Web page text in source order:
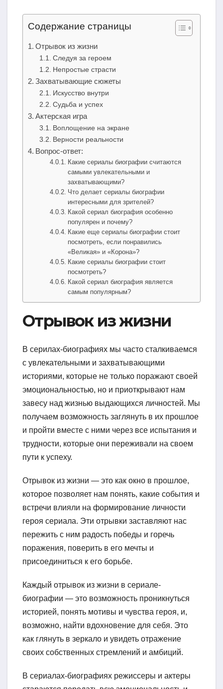
Содержание страницы
Отрывок из жизни
Следуя за героем
Непростые страсти
Захватывающие сюжеты
Искусство внутри
Судьба и успех
Актерская игра
Воплощение на экране
Верности реальности
Вопрос-ответ:
Какие сериалы биографии считаются
самыми увлекательными и
захватывающими?
Что делает сериалы биографии
интересными для зрителей?
Какой сериал биография особенно
популярен и почему?
Какие еще сериалы биографии стоит
посмотреть, если понравились
«Великая» и «Корона»?
Какие сериалы биографии стоит
посмотреть?
Какой сериал биография является
самым популярным?
Отрывок из жизни
В серилах-биографиях мы часто сталкиваемся
с увлекательными и захватывающими
историями, которые не только поражают своей
эмоциональностью, но и приоткрывают нам
завесу над жизнью выдающихся личностей. Мы
получаем возможность заглянуть в их прошлое
и пройти вместе с ними через все испытания и
трудности, которые они переживали на своем
пути к успеху.
Отрывок из жизни — это как окно в прошлое,
которое позволяет нам понять, какие события и
встречи влияли на формирование личности
героя сериала. Эти отрывки заставляют нас
пережить с ним радость победы и горечь
поражения, поверить в его мечты и
присоединиться к его борьбе.
Каждый отрывок из жизни в сериале-
биографии — это возможность проникнуться
историей, понять мотивы и чувства героя, и,
возможно, найти вдохновение для себя. Это
как глянуть в зеркало и увидеть отражение
своих собственных стремлений и амбиций.
В сериалах-биографиях режиссеры и актеры